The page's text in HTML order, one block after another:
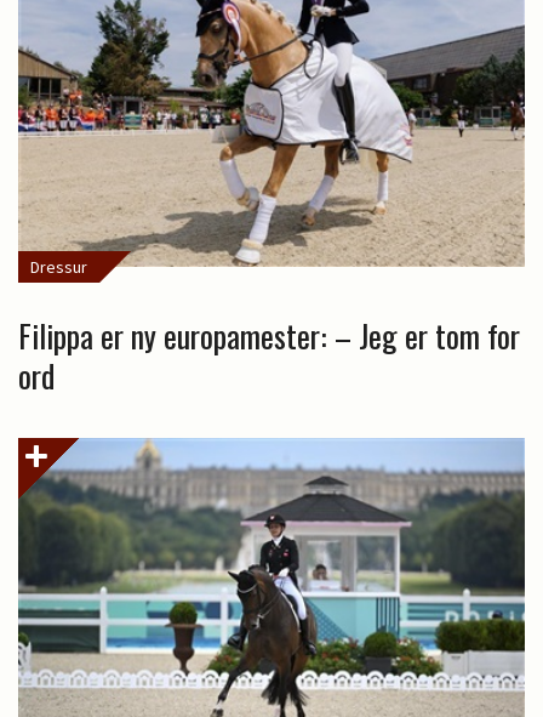
Dressur
Filippa er ny europamester: – Jeg er tom for
ord